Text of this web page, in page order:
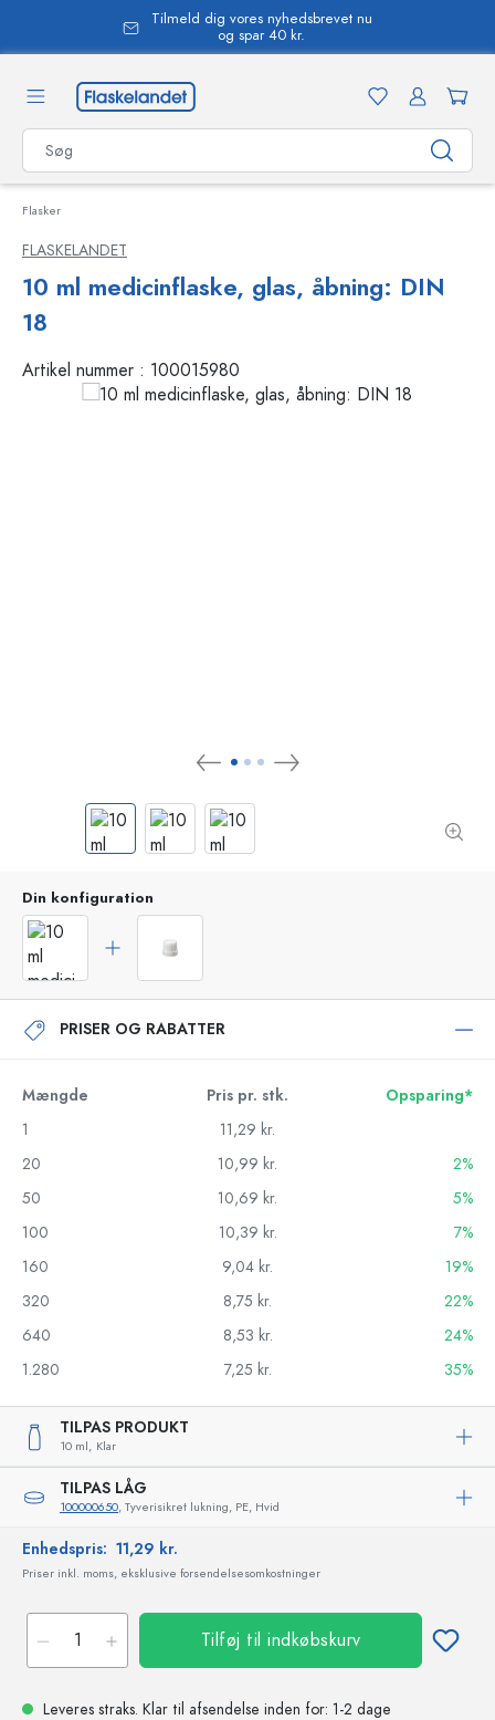
Tilmeld dig vores nyhedsbrevet nu
og spar 40 kr.
Flasker
FLASKELANDET
10 ml medicinflaske, glas, åbning: DIN
18
Artikel nummer : 100015980
Din konfiguration
PRISER OG RABATTER
Mængde Pris pr. stk.
Opsparing*
1
11,29 kr.
20
10,99 kr.
2%
50
10,69 kr.
5%
100
10,39 kr.
7%
160
9,04 kr.
19%
320
8,75 kr.
22%
640
8,53 kr.
24%
1.280
7,25 kr. 35%
TILPAS PRODUKT
10 ml, Klar
TILPAS LÅG
100000650, Tyverisikret lukning, PE, Hvid
Enhedspris: 11,29 kr.
Priser inkl. moms, eksklusive forsendelsesomkostninger
Tilføj til indkøbskurv
Leveres straks. Klar til afsendelse inden for: 1-2 dage